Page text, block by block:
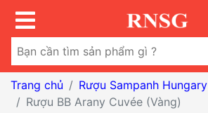
Trang chủ
Rượu Sampanh Hungary
Rượu BB Arany Cuvée (Vàng)